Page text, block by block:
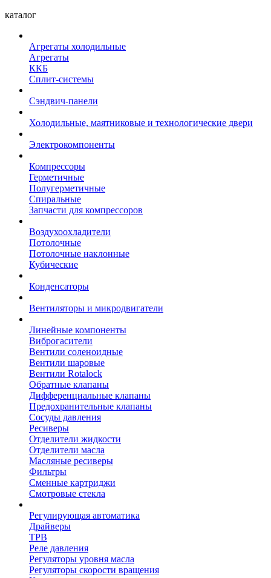
каталог
Агрегаты холодильные
Агрегаты
ККБ
Сплит-системы
Сэндвич-панели
Холодильные, маятниковые и технологические двери
Электрокомпоненты
Компрессоры
Герметичные
Полугерметичные
Спиральные
Запчасти для компрессоров
Воздухоохладители
Потолочные
Потолочные наклонные
Кубические
Конденсаторы
Вентиляторы и микродвигатели
Линейные компоненты
Виброгасители
Вентили соленоидные
Вентили шаровые
Вентили Rotalock
Обратные клапаны
Дифференциальные клапаны
Предохранительные клапаны
Сосуды давления
Ресиверы
Отделители жидкости
Отделители масла
Масляные ресиверы
Фильтры
Сменные картриджи
Смотровые стекла
Регулирующая автоматика
Драйверы
ТРВ
Реле давления
Регуляторы уровня масла
Регуляторы скорости вращения